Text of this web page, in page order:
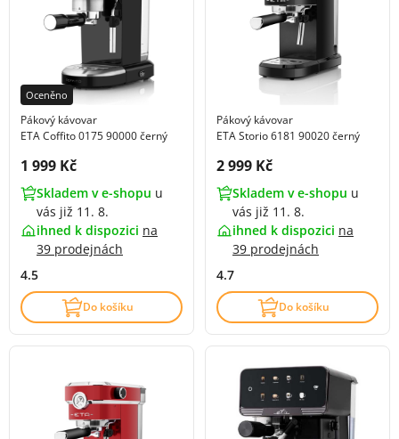
Oceněno
Pákový kávovar
ETA Coffito 0175 90000 černý
Cena s DPH:
1 999 Kč
Skladem v e-shopu u
vás již 11. 8.
ihned k dispozici na
39 prodejnách
4.5
Do košíku
Pákový kávovar
ETA Storio 6181 90020 černý
Cena s DPH:
2 999 Kč
Skladem v e-shopu u
vás již 11. 8.
ihned k dispozici na
39 prodejnách
4.7
Do košíku